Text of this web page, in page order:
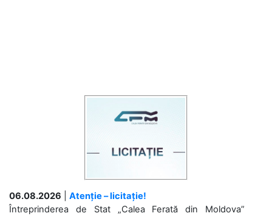
06.08.2026
Atenție – licitație!
Întreprinderea de Stat „Calea Ferată din Moldova”